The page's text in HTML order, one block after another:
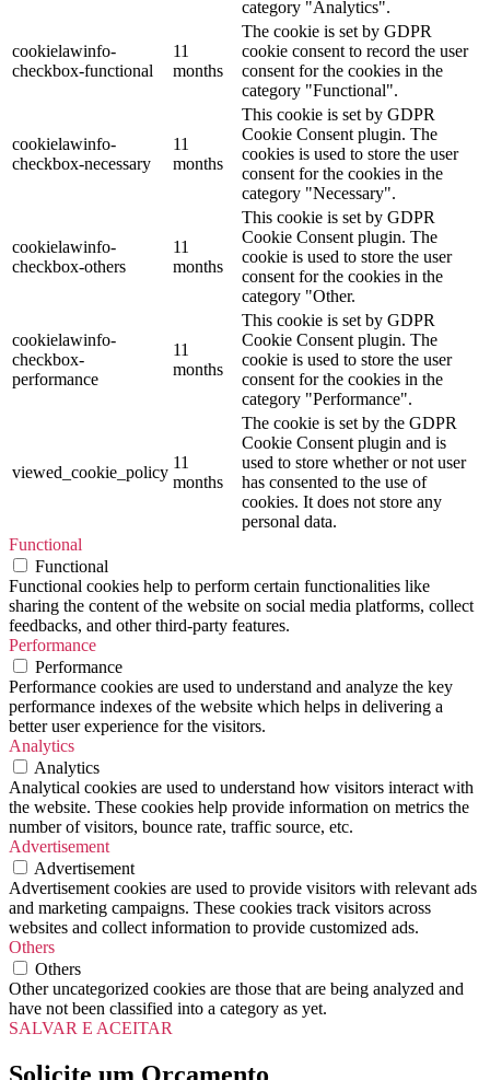
category "Analytics".
cookielawinfo-
checkbox-functional
11
months
The cookie is set by GDPR
cookie consent to record the user
consent for the cookies in the
category "Functional".
cookielawinfo-
checkbox-necessary
11
months
This cookie is set by GDPR
Cookie Consent plugin. The
cookies is used to store the user
consent for the cookies in the
category "Necessary".
cookielawinfo-
checkbox-others
11
months
This cookie is set by GDPR
Cookie Consent plugin. The
cookie is used to store the user
consent for the cookies in the
category "Other.
cookielawinfo-
checkbox-
performance
11
months
This cookie is set by GDPR
Cookie Consent plugin. The
cookie is used to store the user
consent for the cookies in the
category "Performance".
viewed_cookie_policy
11
months
The cookie is set by the GDPR
Cookie Consent plugin and is
used to store whether or not user
has consented to the use of
cookies. It does not store any
personal data.
Functional
Functional
Functional cookies help to perform certain functionalities like
sharing the content of the website on social media platforms, collect
feedbacks, and other third-party features.
Performance
Performance
Performance cookies are used to understand and analyze the key
performance indexes of the website which helps in delivering a
better user experience for the visitors.
Analytics
Analytics
Analytical cookies are used to understand how visitors interact with
the website. These cookies help provide information on metrics the
number of visitors, bounce rate, traffic source, etc.
Advertisement
Advertisement
Advertisement cookies are used to provide visitors with relevant ads
and marketing campaigns. These cookies track visitors across
websites and collect information to provide customized ads.
Others
Others
Other uncategorized cookies are those that are being analyzed and
have not been classified into a category as yet.
SALVAR E ACEITAR
Solicite um Orçamento